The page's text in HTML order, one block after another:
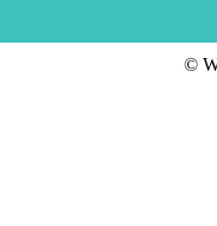
©